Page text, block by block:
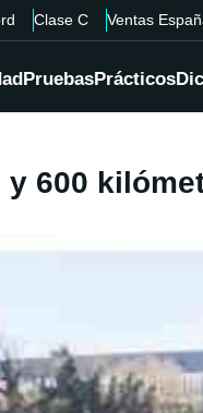
Clase C Ventas
PruebasPrácticos
600